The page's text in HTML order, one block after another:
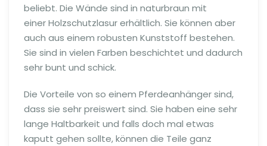
beliebt. Die Wände sind in naturbraun mit
einer Holzschutzlasur erhältlich. Sie können aber
auch aus einem robusten Kunststoff bestehen.
Sie sind in vielen Farben beschichtet und dadurch
sehr bunt und schick.
Die Vorteile von so einem Pferdeanhänger sind,
dass sie sehr preiswert sind. Sie haben eine sehr
lange Haltbarkeit und falls doch mal etwas
kaputt gehen sollte, können die Teile ganz